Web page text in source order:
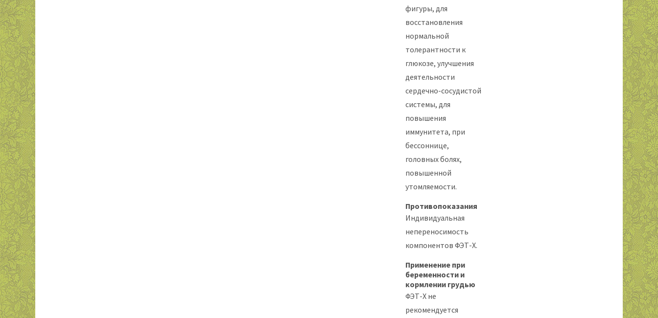
фигуры, для
восстановления
нормальной
толерантности к
глюкозе, улучшения
деятельности
сердечно-сосудистой
системы, для
повышения
иммунитета, при
бессоннице,
головных болях,
повышенной
утомляемости.
Противопоказания
Индивидуальная
непереносимость
компонентов ФЭТ-Х.
Применение при
беременности и
кормлении грудью
ФЭТ-Х не
рекомендуется